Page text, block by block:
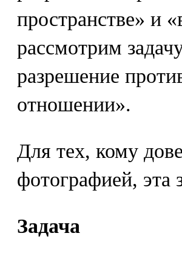
пространстве» и
рассмотрим
разрешение
отношении».
Для тех, кому
фотографией, эта
Задача